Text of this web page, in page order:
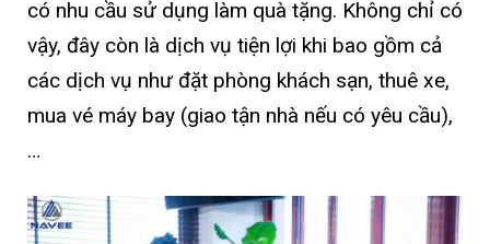
có nhu cầu sử dụng làm quà tặng. Không chỉ có
vậy, đây còn là dịch vụ tiện lợi khi bao gồm cả
các dịch vụ như đặt phòng khách sạn, thuê xe,
mua vé máy bay (giao tận nhà nếu có yêu cầu),
…